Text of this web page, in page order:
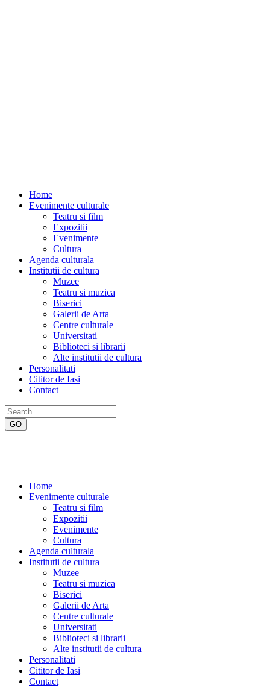
Home
Evenimente culturale
Teatru si film
Expozitii
Evenimente
Cultura
Agenda culturala
Institutii de cultura
Muzee
Teatru si muzica
Biserici
Galerii de Arta
Centre culturale
Universitati
Biblioteci si librarii
Alte institutii de cultura
Personalitati
Cititor de Iasi
Contact
Home
Evenimente culturale
Teatru si film
Expozitii
Evenimente
Cultura
Agenda culturala
Institutii de cultura
Muzee
Teatru si muzica
Biserici
Galerii de Arta
Centre culturale
Universitati
Biblioteci si librarii
Alte institutii de cultura
Personalitati
Cititor de Iasi
Contact